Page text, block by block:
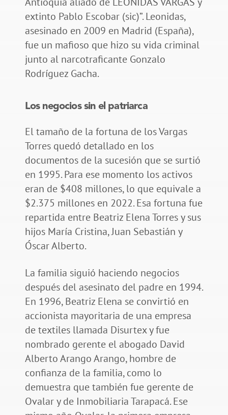
extinto Pablo Escobar (sic)”. Leonidas,
asesinado en 2009 en Madrid (España),
fue un mafioso que hizo su vida criminal
junto al narcotraficante Gonzalo
Rodríguez Gacha.
Los negocios sin el patriarca
El tamaño de la fortuna de los Vargas
Torres quedó detallado en los
documentos de la sucesión que se surtió
en 1995. Para ese momento los activos
eran de $408 millones, lo que equivale a
$2.375 millones en 2022. Esa fortuna fue
repartida entre Beatriz Elena Torres y sus
hijos María Cristina, Juan Sebastián y
Óscar Alberto.
La familia siguió haciendo negocios
después del asesinato del padre en 1994.
En 1996, Beatriz Elena se convirtió en
accionista mayoritaria de una empresa
de textiles llamada Disurtex y fue
nombrado gerente el abogado David
Alberto Arango Arango, hombre de
confianza de la familia, como lo
demuestra que también fue gerente de
Ovalar y de Inmobiliaria Tarapacá. Ese